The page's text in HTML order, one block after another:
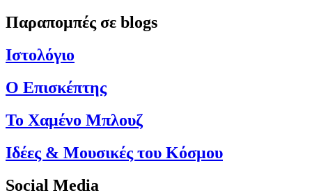
Παραπομπές σε blogs
Ιστολόγιο
Ο Επισκέπτης
Το Χαμένο Μπλουζ
Ιδέες & Μουσικές του Κόσμου
Social Media